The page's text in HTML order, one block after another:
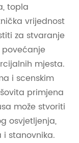
topla
vrijednost
za stvaranje
mjesta.
i scenskim
primjena
može stvoriti
osvjetljenja,
stanovnika.